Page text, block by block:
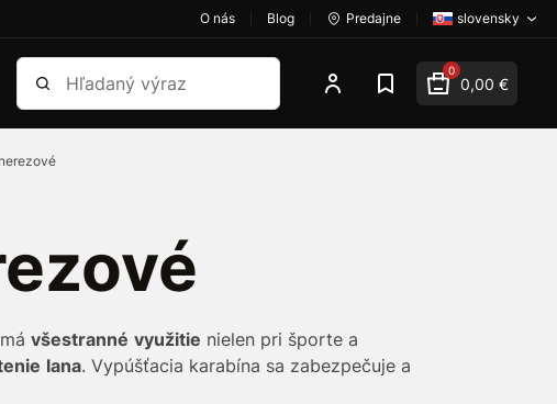
O nás Blog Predajne slovensky
Vyhľadať 0
0,00 €
má všestranné využitie nielen pri športe a
lana. Vypúšťacia karabína sa zabezpečuje a